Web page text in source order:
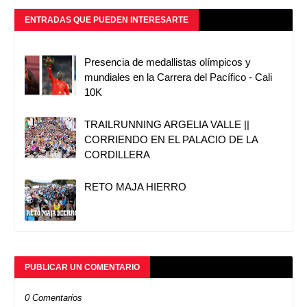
ENTRADAS QUE PUEDEN INTERESARTE
Presencia de medallistas olímpicos y
mundiales en la Carrera del Pacífico - Cali
10K
TRAILRUNNING ARGELIA VALLE ||
CORRIENDO EN EL PALACIO DE LA
CORDILLERA
RETO MAJA HIERRO
PUBLICAR UN COMENTARIO
0 Comentarios